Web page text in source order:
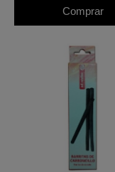
Comprar